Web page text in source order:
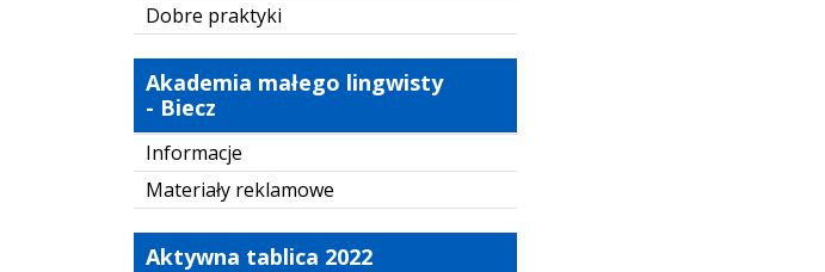
Dobre praktyki
Akademia małego lingwisty
- Biecz
Informacje
Materiały reklamowe
Aktywna tablica 2022